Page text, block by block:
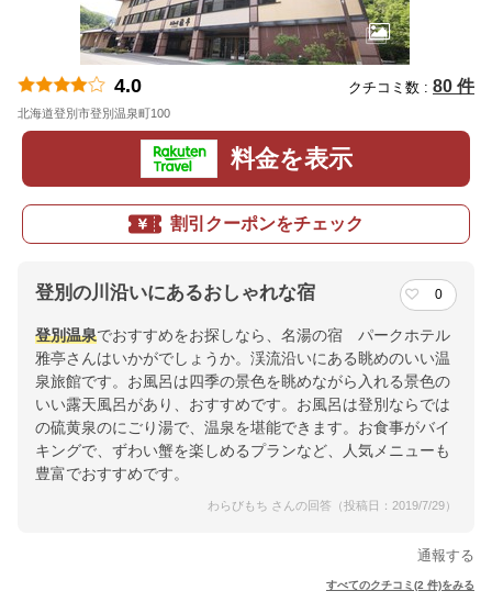
4.0 クチコミ数 : 80 件
北海道登別市登別温泉町100
料金を表示
割引クーポンをチェック
登別の川沿いにあるおしゃれな宿 0
登別温泉でおすすめをお探しなら、名湯の宿 パークホテル
雅亭さんはいかがでしょうか。渓流沿いにある眺めのいい温
泉旅館です。お風呂は四季の景色を眺めながら入れる景色の
いい露天風呂があり、おすすめです。お風呂は登別ならでは
の硫黄泉のにごり湯で、温泉を堪能できます。お食事がバイ
キングで、ずわい蟹を楽しめるプランなど、人気メニューも
豊富でおすすめです。
わらびもち さんの回答（投稿日：2019/7/29）
通報する
すべてのクチコミ(2 件)をみる